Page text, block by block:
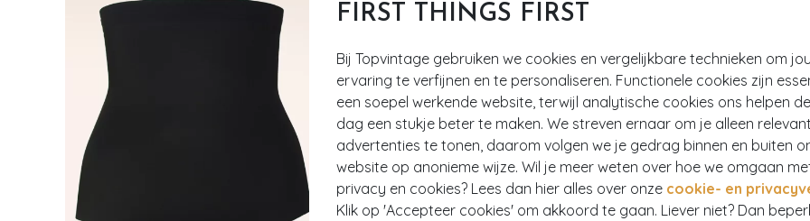
FIRST THINGS FIRST
Bij Topvintage gebruiken we cookies en vergelijkbare technieken om
ervaring te verfijnen en te personaliseren. Functionele cookies zijn
een soepel werkende website, terwijl analytische cookies ons helpen
dag een stukje beter te maken. We streven ernaar om je alleen
advertenties te tonen, daarom volgen we je gedrag binnen en buiten
website op anonieme wijze. Wil je meer weten over hoe we omgaan
privacy en cookies? Lees dan hier alles over onze cookie- en
Klik op 'Accepteer cookies' om akkoord te gaan. Liever niet? Dan